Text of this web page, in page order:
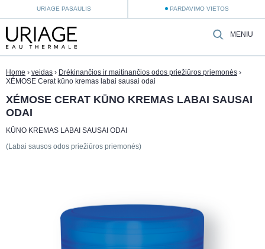
URIAGE PASAULIS PARDAVIMO VIETOS
MENIU
Home › veidas › Drėkinančios ir maitinančios odos priežiūros priemonės ›
XÉMOSE Cerat kūno kremas labai sausai odai
XÉMOSE CERAT KŪNO KREMAS LABAI SAUSAI
ODAI
KŪNO KREMAS LABAI SAUSAI ODAI
(Labai sausos odos priežiūros priemonės)